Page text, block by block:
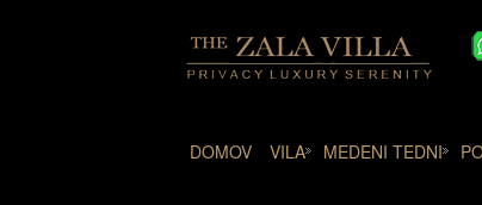
DOMOV VILA MEDENI TEDNI